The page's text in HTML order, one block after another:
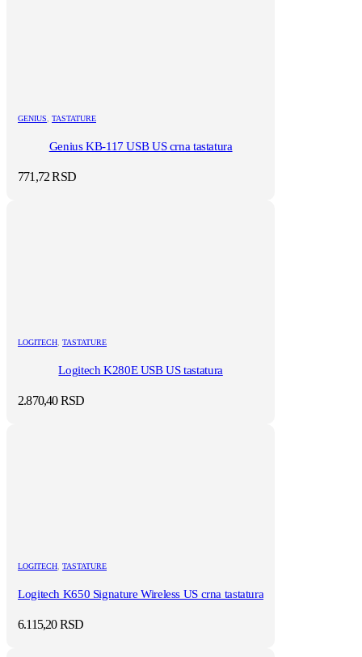
GENIUS TASTATURE
Genius KB-117 USB US crna tastatura
771,72RSD
LOGITECH TASTATURE
Logitech K280E USB US tastatura
2.870,40RSD
LOGITECH TASTATURE
Logitech K650 Signature Wireless US crna tastatura
6.115,20RSD